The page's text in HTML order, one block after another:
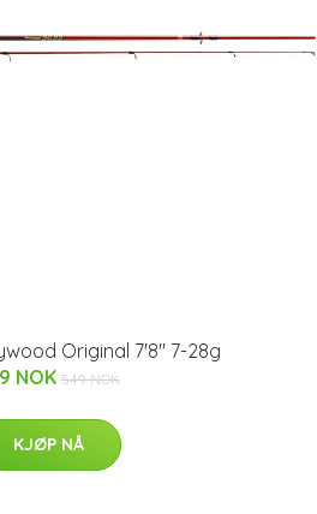
Original 7'8" 7-28g
NOK 549 NOK
KJØP NÅ